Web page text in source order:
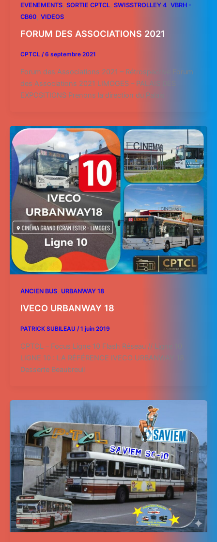
EVENEMENTS, SORTIE CPTCL, SWISSTROLLEY 4, VBRH -
CB60, VIDEOS
FORUM DES ASSOCIATIONS 2021
CPTCL /6 septembre 2021
Forum des Associations 2021 – Rétrospective Forum
des Associations 2021 LIMOGES – PALAIS DES
EXPOSITIONS Prenons la direction du Palais
ANCIEN BUS, URBANWAY 18
IVECO URBANWAY 18
PATRICK SUBILEAU /1 juin 2019
CPTCL – Focus Ligne 10 Flash Réseau // Ligne 10
LIGNE 10 : LA RÉFÉRENCE IVECO URBANWAY 18
Desserte Beaubreuil